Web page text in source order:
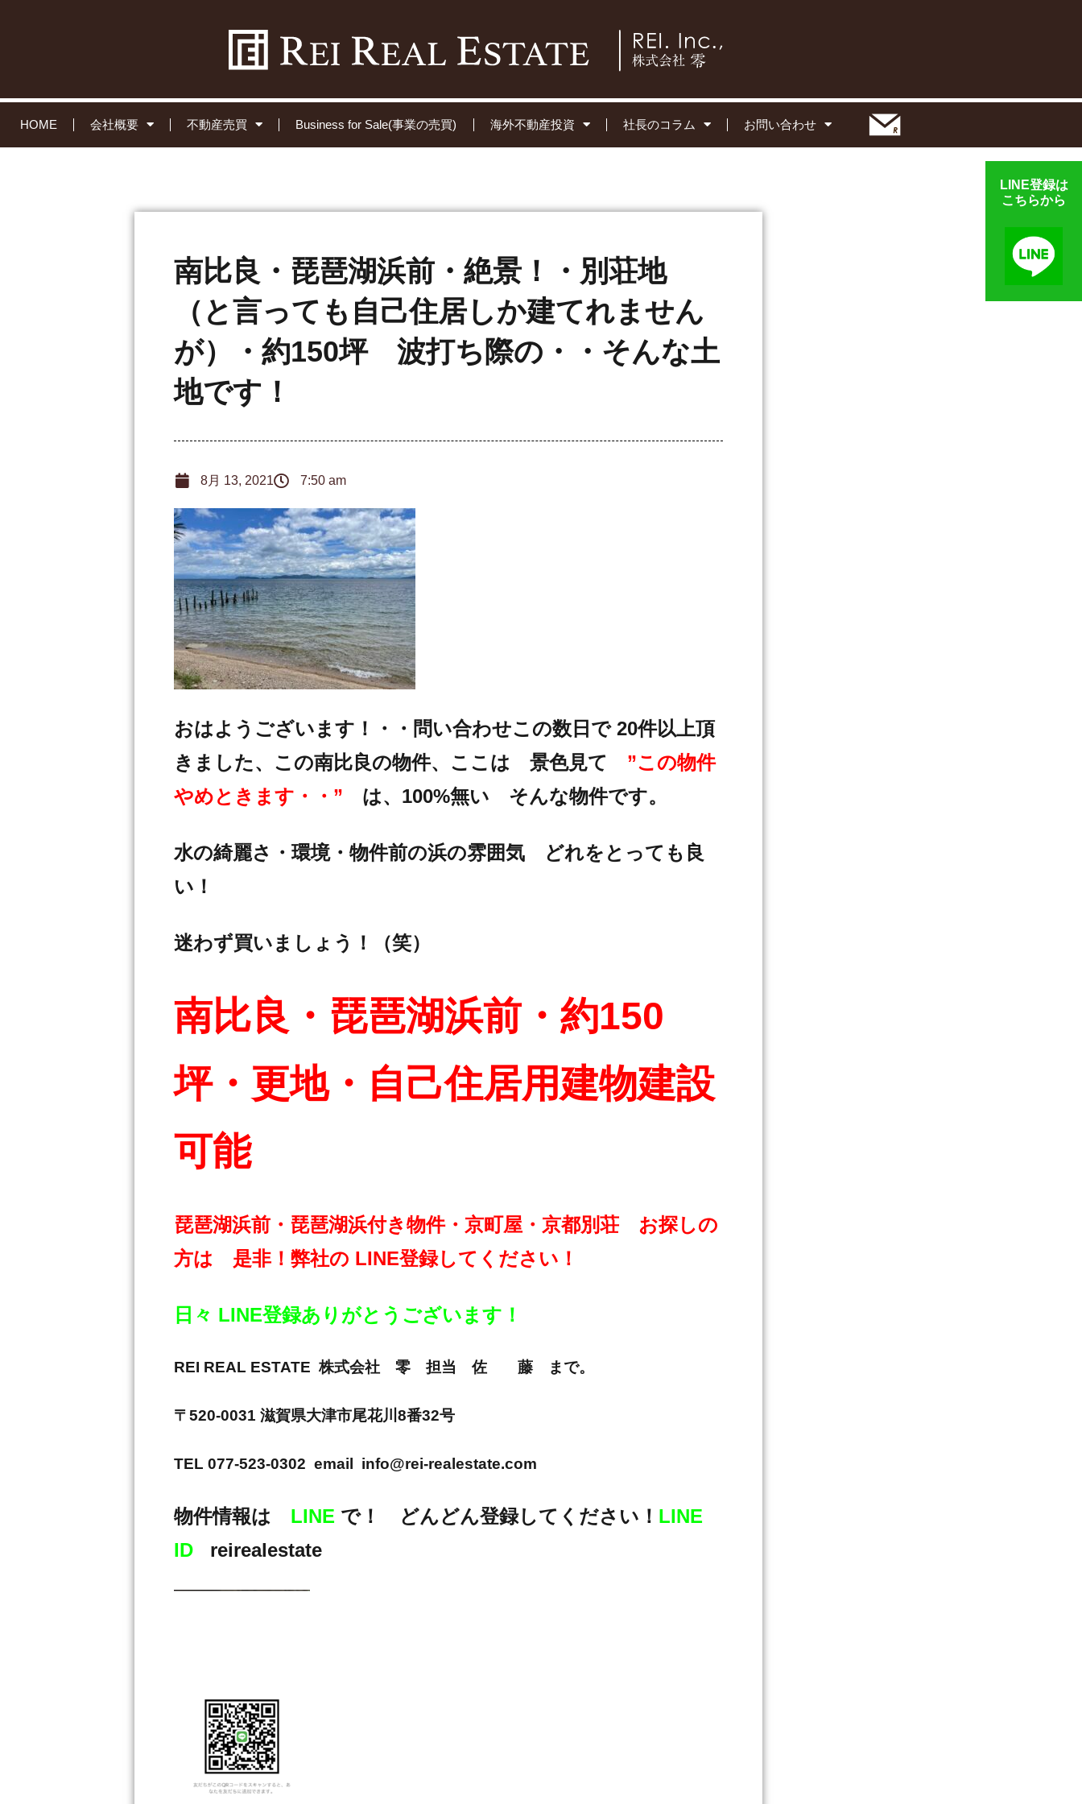
HOME 会社概要 不動産売買 Business for Sale(事業の売買) 海外不動産投資 社長のコラム お問い合わせ
LINE登録は
こちらから
南比良・琵琶湖浜前・絶景！・別荘地
（と言っても自己住居しか建てれません
が）・約150坪 波打ち際の・・そんな土
地です！
8月 13, 2021 7:50 am
おはようございます！・・問い合わせこの数日で 20件以上頂
きました、この南比良の物件、ここは 景色見て ”この物件
やめときます・・” は、100%無い そんな物件です。
水の綺麗さ・環境・物件前の浜の雰囲気 どれをとっても良
い！
迷わず買いましょう！（笑）
南比良・琵琶湖浜前・約150
坪・更地・自己住居用建物建設
可能
琵琶湖浜前・琵琶湖浜付き物件・京町屋・京都別荘 お探しの
方は 是非！弊社の LINE登録してください！
日々 LINE登録ありがとうございます！
REI REAL ESTATE 株式会社 零 担当 佐 藤 まで。
〒520-0031 滋賀県大津市尾花川8番32号
TEL 077-523-0302 email info@rei-realestate.com
物件情報は LINE で！ どんどん登録してください！ LINE
ID reirealestate